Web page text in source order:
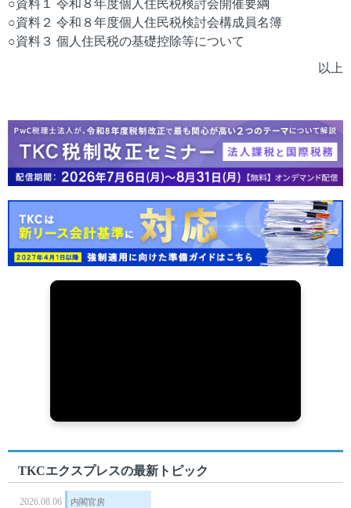
○資料１ 令和８年度個人住民税検討会開催要綱
○資料２ 令和８年度個人住民税検討会構成員名簿
○資料３ 個人住民税の基礎控除等について
以上
TKCエクスプレスの最新トピック
2026.08.06 内閣官房